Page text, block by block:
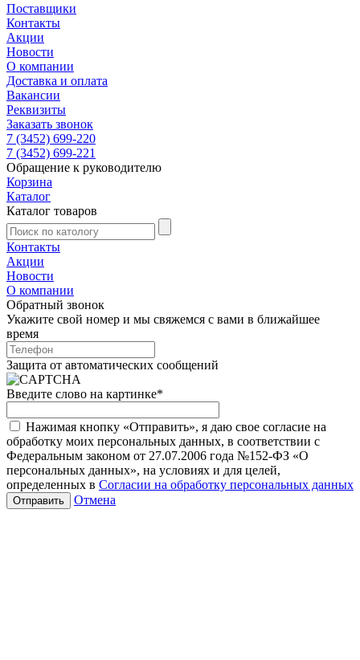
Поставщики
Контакты
Акции
Новости
О компании
Доставка и оплата
Вакансии
Реквизиты
Заказать звонок
7 (3452) 699-220
7 (3452) 699-221
Обращение к руководителю
Корзина
Каталог
Каталог товаров
Контакты
Акции
Новости
О компании
Обратный звонок
Укажите свой номер и мы свяжемся с вами в ближайшее
время
Защита от автоматических сообщений
Введите слово на картинке*
Нажимая кнопку «Отправить», я даю свое согласие на
обработку моих персональных данных, в соответствии с
Федеральным законом от 27.07.2006 года №152-ФЗ «О
персональных данных», на условиях и для целей,
определенных в Согласии на обработку персональных данных
Отмена